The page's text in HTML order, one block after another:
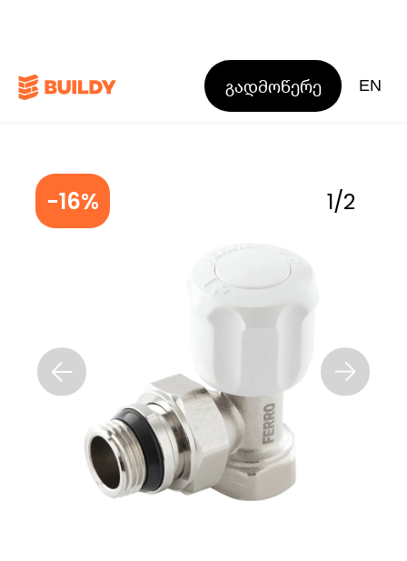
გადმოწერე EN
-16% 1/2